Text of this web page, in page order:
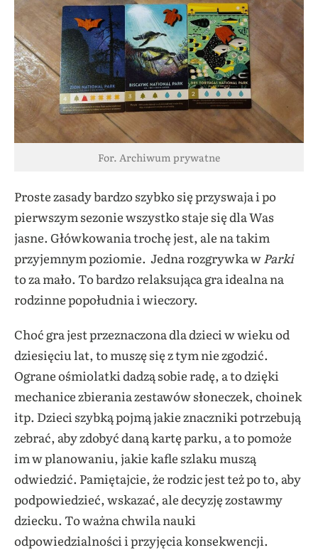
For. Archiwum prywatne
Proste zasady bardzo szybko się przyswaja i po
pierwszym sezonie wszystko staje się dla Was
jasne. Główkowania trochę jest, ale na takim
przyjemnym poziomie. Jedna rozgrywka w Parki
to za mało. To bardzo relaksująca gra idealna na
rodzinne popołudnia i wieczory.
Choć gra jest przeznaczona dla dzieci w wieku od
dziesięciu lat, to muszę się z tym nie zgodzić.
Ograne ośmiolatki dadzą sobie radę, a to dzięki
mechanice zbierania zestawów słoneczek, choinek
itp. Dzieci szybką pojmą jakie znaczniki potrzebują
zebrać, aby zdobyć daną kartę parku, a to pomoże
im w planowaniu, jakie kafle szlaku muszą
odwiedzić. Pamiętajcie, że rodzic jest też po to, aby
podpowiedzieć, wskazać, ale decyzję zostawmy
dziecku. To ważna chwila nauki
odpowiedzialności i przyjęcia konsekwencji.